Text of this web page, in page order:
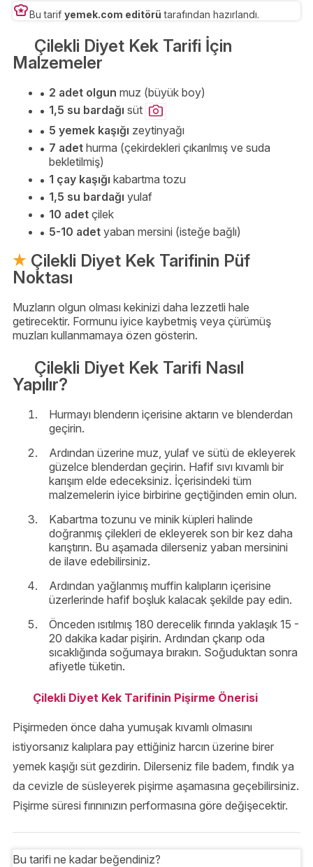
Bu tarif yemek.com editörü tarafından hazırlandı.
Çilekli Diyet Kek Tarifi İçin
Malzemeler
2 adet olgun muz (büyük boy)
1,5 su bardağı süt
5 yemek kaşığı zeytinyağı
7 adet hurma (çekirdekleri çıkarılmış ve suda
bekletilmiş)
1 çay kaşığı kabartma tozu
1,5 su bardağı yulaf
10 adet çilek
5-10 adet yaban mersini (isteğe bağlı)
Çilekli Diyet Kek Tarifinin Püf
Noktası
Muzların olgun olması kekinizi daha lezzetli hale
getirecektir. Formunu iyice kaybetmiş veya çürümüş
muzları kullanmamaya özen gösterin.
Çilekli Diyet Kek Tarifi Nasıl
Yapılır?
Hurmayı blenderın içerisine aktarın ve blenderdan
geçirin.
Ardından üzerine muz, yulaf ve sütü de ekleyerek
güzelce blenderdan geçirin. Hafif sıvı kıvamlı bir
karışım elde edeceksiniz. İçerisindeki tüm
malzemelerin iyice birbirine geçtiğinden emin olun.
Kabartma tozunu ve minik küpleri halinde
doğranmış çilekleri de ekleyerek son bir kez daha
karıştırın. Bu aşamada dilerseniz yaban mersinini
de ilave edebilirsiniz.
Ardından yağlanmış muffin kalıpların içerisine
üzerlerinde hafif boşluk kalacak şekilde pay edin.
Önceden ısıtılmış 180 derecelik fırında yaklaşık 15 -
20 dakika kadar pişirin. Ardından çkarıp oda
sıcaklığında soğumaya bırakın. Soğuduktan sonra
afiyetle tüketin.
Çilekli Diyet Kek Tarifinin Pişirme Önerisi
Pişirmeden önce daha yumuşak kıvamlı olmasını
istiyorsanız kalıplara pay ettiğiniz harcın üzerine birer
yemek kaşığı süt gezdirin. Dilerseniz file badem, fındık ya
da cevizle de süsleyerek pişirme aşamasına geçebilirsiniz.
Pişirme süresi fırınınızın performasına göre değişecektir.
Bu tarifi ne kadar beğendiniz?